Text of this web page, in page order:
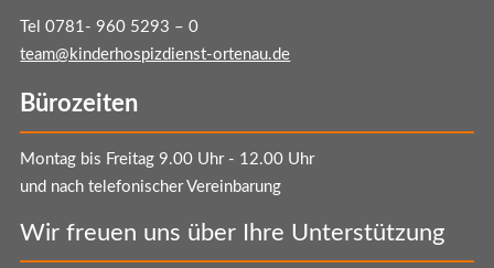
Tel 0781- 960 5293 – 0
team@kinderhospizdienst-ortenau.de
Bürozeiten
Montag bis Freitag 9.00 Uhr - 12.00 Uhr
und nach telefonischer Vereinbarung
Wir freuen uns über Ihre Unterstützung